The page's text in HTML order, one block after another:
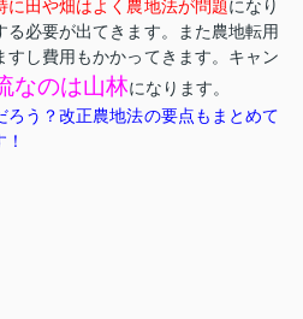
に田や畑はよく農地法が問題になり
る必要が出てきます。また農地転用
すし費用もかかってきます。キャン
なのは山林になります。
ろう？改正農地法の要点もまとめて